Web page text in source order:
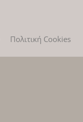
Πολιτική Cookies